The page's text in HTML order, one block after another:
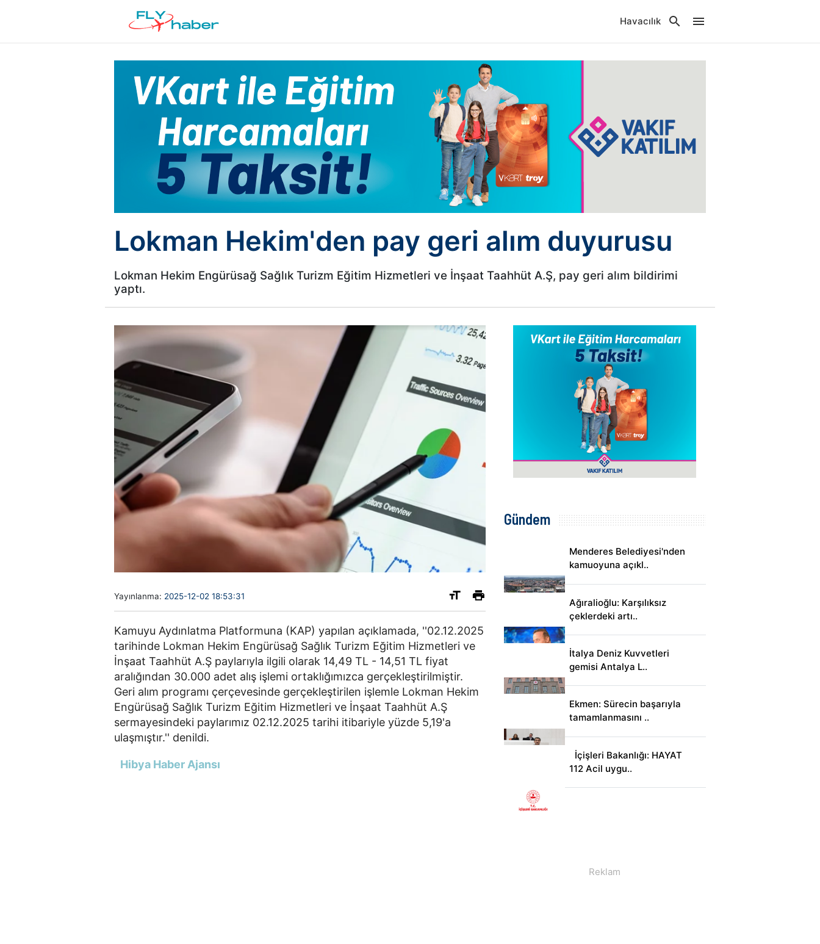
Havacılık
Lokman Hekim'den pay geri alım duyurusu
Lokman Hekim Engürüsağ Sağlık Turizm Eğitim Hizmetleri ve İnşaat Taahhüt A.Ş, pay geri alım bildirimi
yaptı.
Yayınlanma: 2025-12-02 18:53:31
Kamuyu Aydınlatma Platformuna (KAP) yapılan açıklamada, ''02.12.2025
tarihinde Lokman Hekim Engürüsağ Sağlık Turizm Eğitim Hizmetleri ve
İnşaat Taahhüt A.Ş paylarıyla ilgili olarak 14,49 TL - 14,51 TL fiyat
aralığından 30.000 adet alış işlemi ortaklığımızca gerçekleştirilmiştir.
Geri alım programı çerçevesinde gerçekleştirilen işlemle Lokman Hekim
Engürüsağ Sağlık Turizm Eğitim Hizmetleri ve İnşaat Taahhüt A.Ş
sermayesindeki paylarımız 02.12.2025 tarihi itibariyle yüzde 5,19'a
ulaşmıştır.'' denildi.
Hibya Haber Ajansı
Gündem
Menderes Belediyesi'nden
kamuoyuna açıkl..
Ağıralioğlu: Karşılıksız
çeklerdeki artı..
İtalya Deniz Kuvvetleri
gemisi Antalya L..
Ekmen: Sürecin başarıyla
tamamlanmasını ..
İçişleri Bakanlığı: HAYAT
112 Acil uygu..